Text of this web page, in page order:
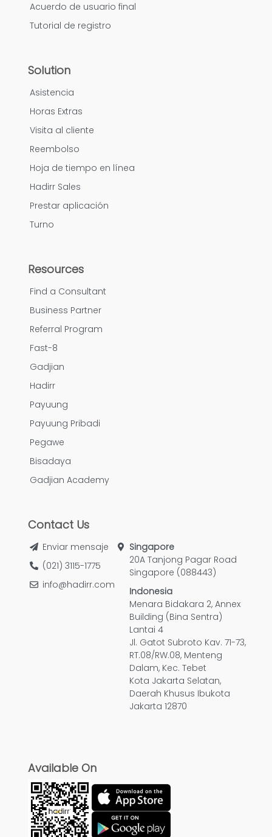
Acuerdo de usuario final
Tutorial de registro
Solution
Asistencia
Horas Extras
Visita al cliente
Reembolso
Hoja de tiempo en línea
Hadirr Sales
Prestar aplicación
Turno
Resources
Find a Consultant
Business Partner
Referral Program
Fast-8
Gadjian
Hadirr
Payuung
Payuung Pribadi
Pegawe
Bisadaya
Gadjian Academy
Contact Us
Enviar mensaje
(021) 3115-1775
info@hadirr.com
Singapore
20A Tanjong Pagar Road
Singapore (088443)
Indonesia
Menara Bidakara 2, Annex
Building (Bina Sentra)
Lantai 4
Jl. Gatot Subroto Kav. 71-73,
RT.08/RW.08, Menteng
Dalam, Kec. Tebet
Kota Jakarta Selatan,
Daerah Khusus Ibukota
Jakarta 12870
Available On